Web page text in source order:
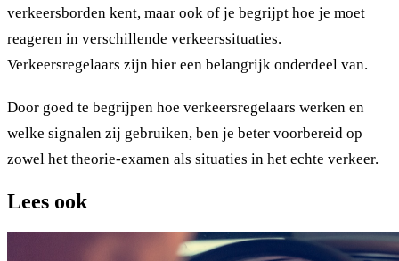
verkeersborden kent, maar ook of je begrijpt hoe je moet
reageren in verschillende verkeerssituaties.
Verkeersregelaars zijn hier een belangrijk onderdeel van.
Door goed te begrijpen hoe verkeersregelaars werken en
welke signalen zij gebruiken, ben je beter voorbereid op
zowel het theorie-examen als situaties in het echte verkeer.
Lees ook